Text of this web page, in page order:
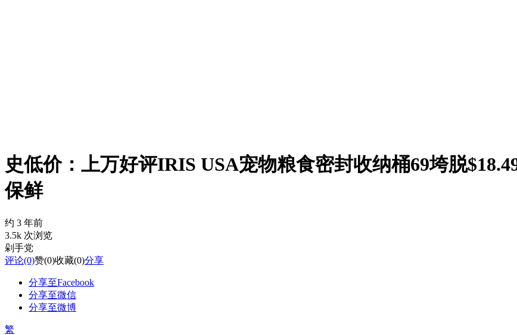
史低价：上万好评IRIS USA宠物粮食密封收纳桶69垮脱
保鲜
约 3 年前
3.5k 次浏览
剁手党
评论(0)赞(0)收藏(0)分享
分享至Facebook
分享至微信
分享至微博
繁